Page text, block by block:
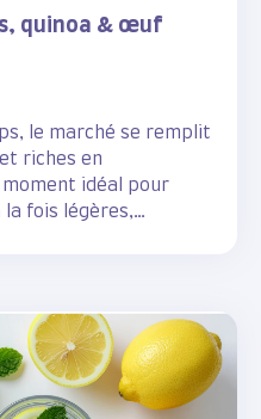
quinoa & œuf
le marché se remplit
riches en
idéal pour
fois légères,